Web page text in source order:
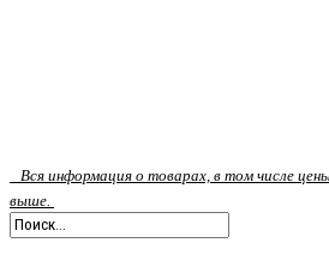
Вся информация о товарах, в том числе
выше.